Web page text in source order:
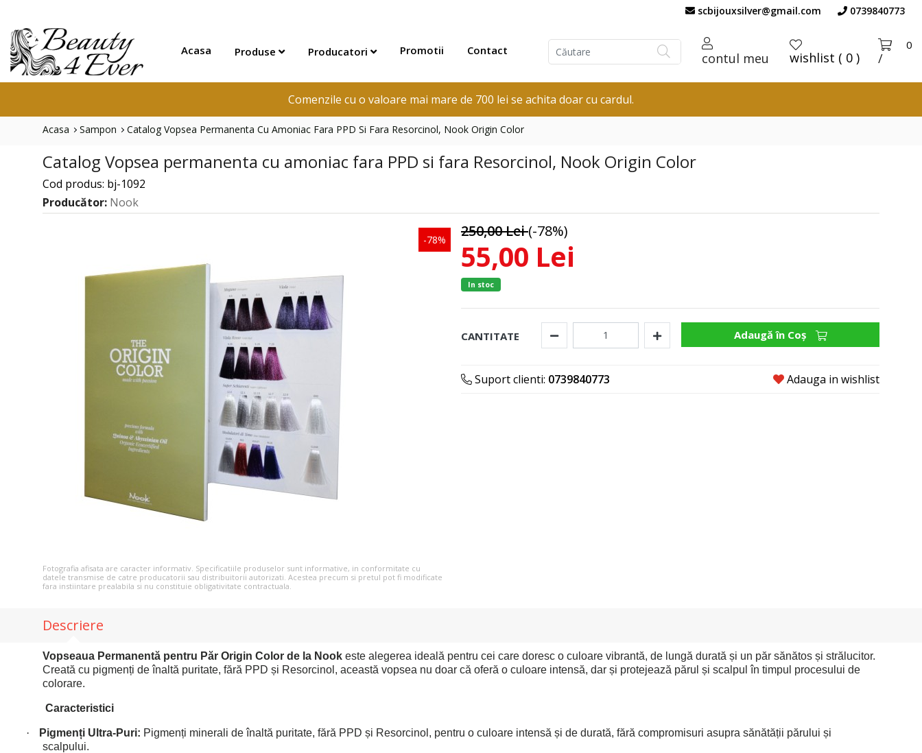
scbijouxsilver@gmail.com 0739840773
Acasa Produse Producatori Promotii Contact
contul meu wishlist ( 0 ) /
0
Comenzile cu o valoare mai mare de 700 lei se achita doar cu cardul.
Acasa Sampon Catalog Vopsea Permanenta Cu Amoniac Fara PPD Si Fara Resorcinol, Nook Origin Color
Catalog Vopsea permanenta cu amoniac fara PPD si fara Resorcinol, Nook Origin Color
Cod produs: bj-1092
Producător: Nook
-78%
Fotografia afisata are caracter informativ. Specificatiile produselor sunt informative, in conformitate cu
datele transmise de catre producatorii sau distribuitorii autorizati. Acestea precum si pretul pot fi modificate
fara instiintare prealabila si nu constituie obligativitate contractuala.
250,00 Lei (-78%)
55,00 Lei
In stoc
CANTITATE Adaugă în Coş
Suport clienti: 0739840773 Adauga in wishlist
Descriere
Vopseaua Permanentă pentru Păr Origin Color de la Nook este alegerea ideală pentru cei care doresc o culoare vibrantă, de lungă durată și un păr sănătos și strălucitor.
Creată cu pigmenți de înaltă puritate, fără PPD și Resorcinol, această vopsea nu doar că oferă o culoare intensă, dar și protejează părul și scalpul în timpul procesului de
colorare.
Caracteristici
· Pigmenți Ultra-Puri: Pigmenți minerali de înaltă puritate, fără PPD și Resorcinol, pentru o culoare intensă și de durată, fără compromisuri asupra sănătății părului și
scalpului.